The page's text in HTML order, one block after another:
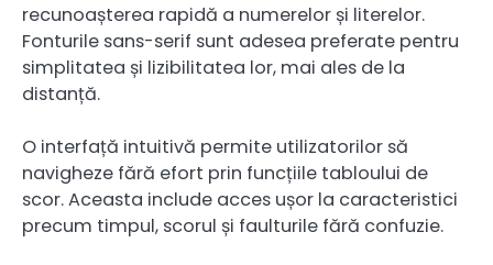
recunoașterea rapidă a numerelor și literelor.
Fonturile sans-serif sunt adesea preferate pentru
simplitatea și lizibilitatea lor, mai ales de la
distanță.
O interfață intuitivă permite utilizatorilor să
navigheze fără efort prin funcțiile tabloului de
scor. Aceasta include acces ușor la caracteristici
precum timpul, scorul și faulturile fără confuzie.